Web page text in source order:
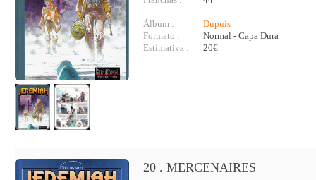
Álbum :
Dupuis
Formato :
Normal - Capa Dura
Estimativa :
20€
20 . MERCENAIRES